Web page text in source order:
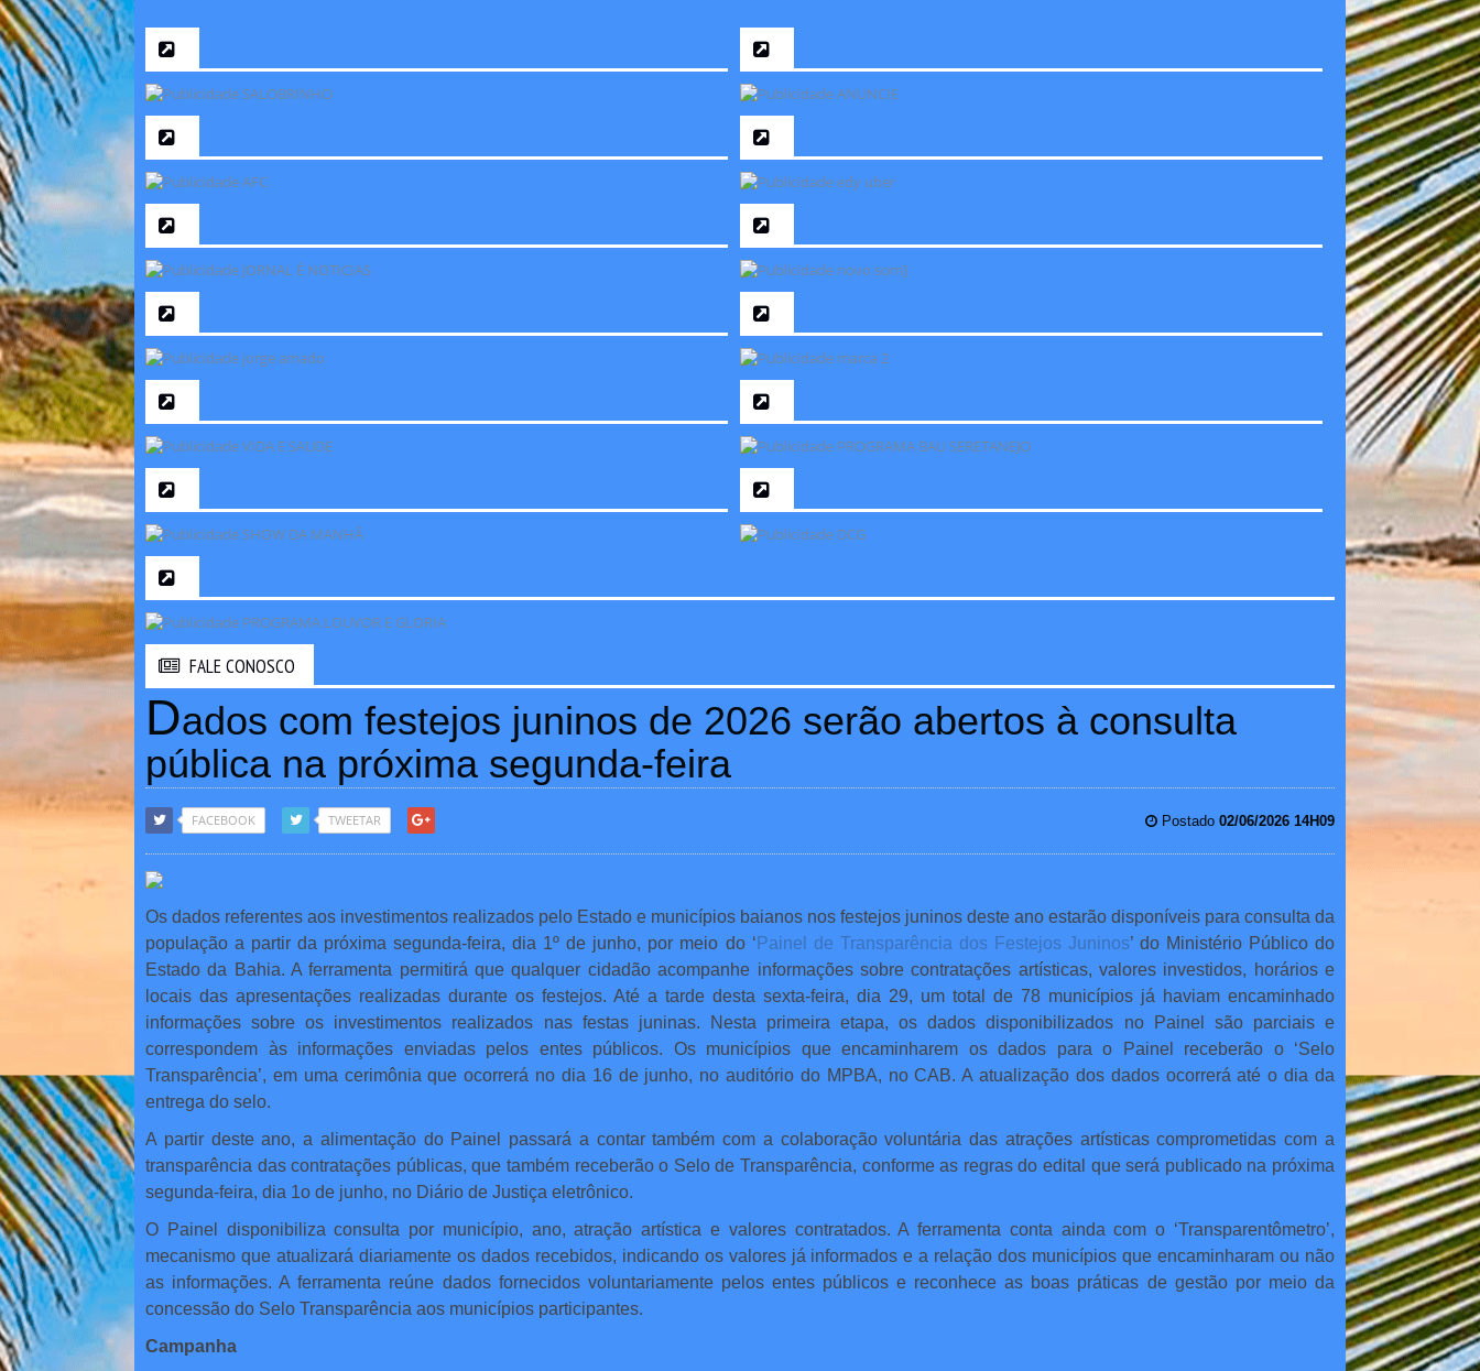
FALE CONOSCO
Dados com festejos juninos de 2026 serão abertos à consulta
pública na próxima segunda-feira
FACEBOOK TWEETAR Postado 02/06/2026 14H09
Os dados referentes aos investimentos realizados pelo Estado e municípios baianos nos festejos juninos deste ano estarão disponíveis para consulta da
população a partir da próxima segunda-feira, dia 1º de junho, por meio do ‘ Painel de Transparência dos Festejos Juninos’ do Ministério Público do
Estado da Bahia. A ferramenta permitirá que qualquer cidadão acompanhe informações sobre contratações artísticas, valores investidos, horários e
locais das apresentações realizadas durante os festejos. Até a tarde desta sexta-feira, dia 29, um total de 78 municípios já haviam encaminhado
informações sobre os investimentos realizados nas festas juninas. Nesta primeira etapa, os dados disponibilizados no Painel são parciais e
correspondem às informações enviadas pelos entes públicos. Os municípios que encaminharem os dados para o Painel receberão o ‘Selo
Transparência’, em uma cerimônia que ocorrerá no dia 16 de junho, no auditório do MPBA, no CAB. A atualização dos dados ocorrerá até o dia da
entrega do selo.
A partir deste ano, a alimentação do Painel passará a contar também com a colaboração voluntária das atrações artísticas comprometidas com a
transparência das contratações públicas, que também receberão o Selo de Transparência, conforme as regras do edital que será publicado na próxima
segunda-feira, dia 1o de junho, no Diário de Justiça eletrônico.
O Painel disponibiliza consulta por município, ano, atração artística e valores contratados. A ferramenta conta ainda com o ‘Transparentômetro’,
mecanismo que atualizará diariamente os dados recebidos, indicando os valores já informados e a relação dos municípios que encaminharam ou não
as informações. A ferramenta reúne dados fornecidos voluntariamente pelos entes públicos e reconhece as boas práticas de gestão por meio da
concessão do Selo Transparência aos municípios participantes.
Campanha